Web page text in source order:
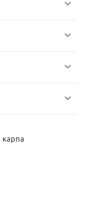
карпа